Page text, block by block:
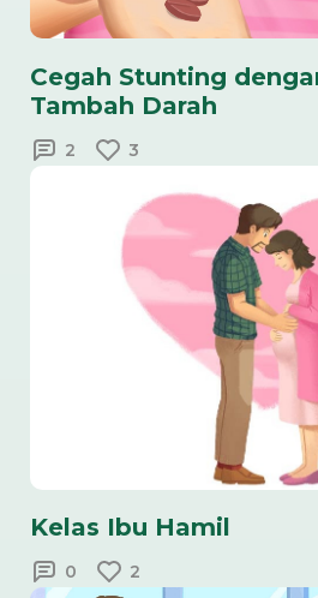
Cegah Stunting
Tambah Darah
2 3
Kelas Ibu Hamil
0 2